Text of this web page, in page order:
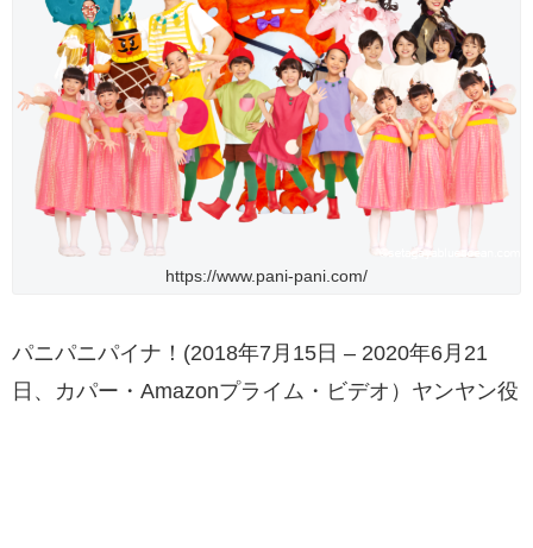
https://www.pani-pani.com/
パニパニパイナ！(2018年7月15日 – 2020年6月21
日、カパー・Amazonプライム・ビデオ）ヤンヤン役